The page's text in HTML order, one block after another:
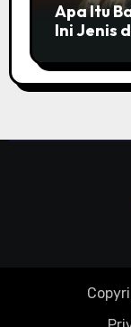
Apa Itu
Ini Jenis